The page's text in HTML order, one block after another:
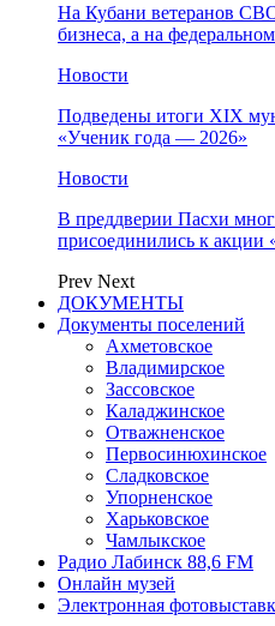
На Кубани ветеранов
бизнеса, а на
Новости
Подведены итоги XIX
«Ученик года — 2026»
Новости
В преддверии Пасхи
присоединились к акции
Prev Next
ДОКУМЕНТЫ
Документы поселений
Ахметовское
Владимирское
Зассовское
Каладжинское
Отважненское
Первосинюхинское
Сладковское
Упорненское
Харьковское
Чамлыкское
Радио Лабинск 88,6 FM
Онлайн музей
Электронная